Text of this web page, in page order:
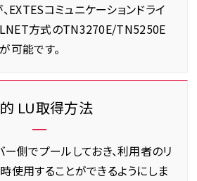
EXTESコミュニケーションドライ
方式のTN3270E/TN5250E
可能です。
LU取得方法
側でプールしておき、利用者のリ
使用することができるようにしま